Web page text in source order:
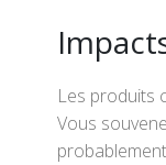
Les produits
Vous